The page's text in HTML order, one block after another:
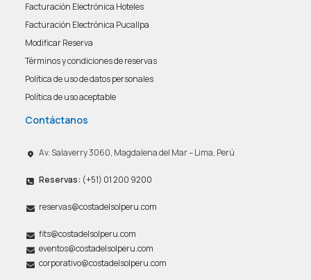
Facturación Electrónica Hoteles
Facturación Electrónica Pucallpa
Modificar Reserva
Términos y condiciones de reservas
Política de uso de datos personales
Política de uso aceptable
Contáctanos
Av. Salaverry 3060, Magdalena del Mar – Lima, Perú
Reservas: (+51) 01 200 9200
reservas@costadelsolperu.com
fits@costadelsolperu.com
eventos@costadelsolperu.com
corporativo@costadelsolperu.com